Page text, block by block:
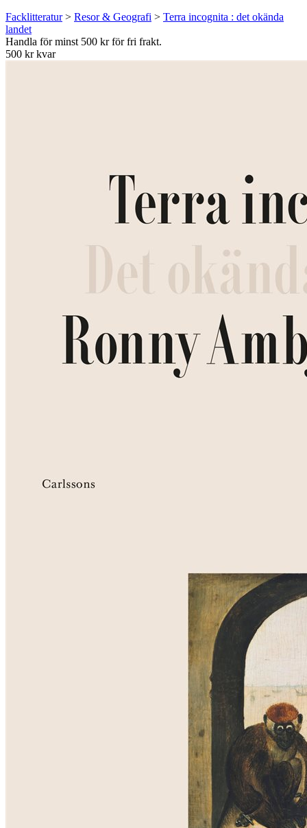
Facklitteratur> Resor & Geografi > Terra incognita : det okända
landet
Handla för minst 500 kr för fri frakt.
500 kr kvar